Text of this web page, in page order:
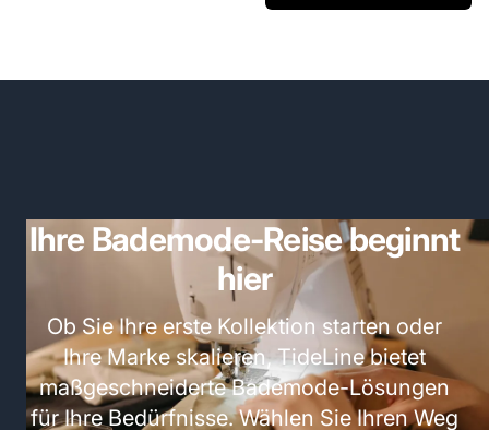
Ihre Bademode-Reise beginnt
hier
Ob Sie Ihre erste Kollektion starten oder
Ihre Marke skalieren, TideLine bietet
maßgeschneiderte Bademode-Lösungen
für Ihre Bedürfnisse. Wählen Sie Ihren Weg